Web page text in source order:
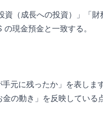
（成長への投資）」「財
現金預金と一致する。
元に残ったか」を表しま
の動き」を反映している